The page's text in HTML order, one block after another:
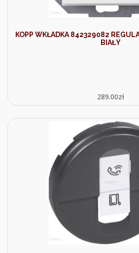
KOPP WKŁADKA 842329082
BIAŁY
289.00zł